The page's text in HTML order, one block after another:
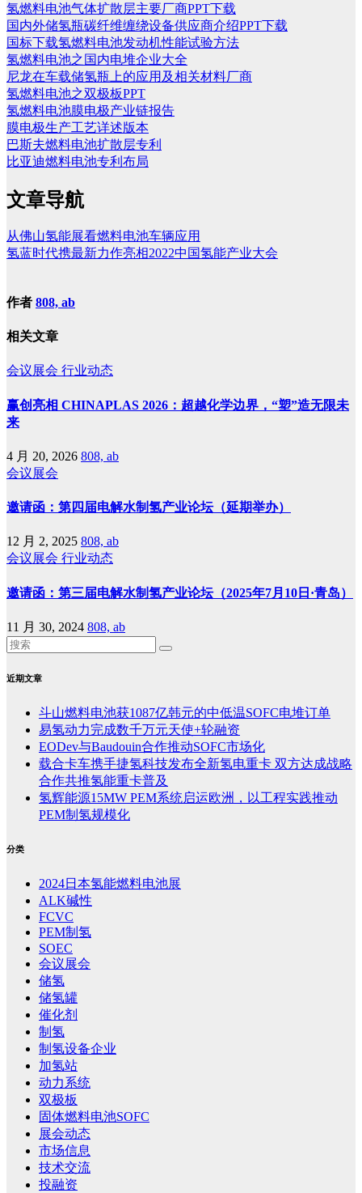
氢燃料电池气体扩散层主要厂商PPT下载
国内外储氢瓶碳纤维缠绕设备供应商介绍PPT下载
国标下载氢燃料电池发动机性能试验方法
氢燃料电池之国内电堆企业大全
尼龙在车载储氢瓶上的应用及相关材料厂商
氢燃料电池之双极板PPT
氢燃料电池膜电极产业链报告
膜电极生产工艺详述版本
巴斯夫燃料电池扩散层专利
比亚迪燃料电池专利布局
文章导航
从佛山氢能展看燃料电池车辆应用
氢蓝时代携最新力作亮相2022中国氢能产业大会
作者 808, ab
相关文章
会议展会 行业动态
赢创亮相 CHINAPLAS 2026：超越化学边界，“塑”造无限未
来
4 月 20, 2026 808, ab
会议展会
邀请函：第四届电解水制氢产业论坛（延期举办）
12 月 2, 2025 808, ab
会议展会 行业动态
邀请函：第三届电解水制氢产业论坛（2025年7月10日·青岛）
11 月 30, 2024 808, ab
近期文章
斗山燃料电池获1087亿韩元的中低温SOFC电堆订单
易氢动力完成数千万元天使+轮融资
EODev与Baudouin合作推动SOFC市场化
载合卡车携手捷氢科技发布全新氢电重卡 双方达成战略
合作共推氢能重卡普及
氢辉能源15MW PEM系统启运欧洲，以工程实践推动
PEM制氢规模化
分类
2024日本氢能燃料电池展
ALK碱性
FCVC
PEM制氢
SOEC
会议展会
储氢
储氢罐
催化剂
制氢
制氢设备企业
加氢站
动力系统
双极板
固体燃料电池SOFC
展会动态
市场信息
技术交流
投融资